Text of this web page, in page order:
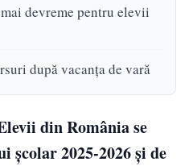
devreme pentru elevii
după vacanța de vară
din România se
școlar 2025-2026 și de